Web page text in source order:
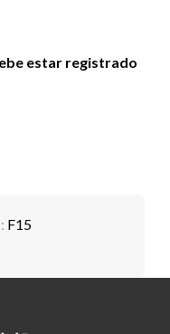
estar registrado
F15